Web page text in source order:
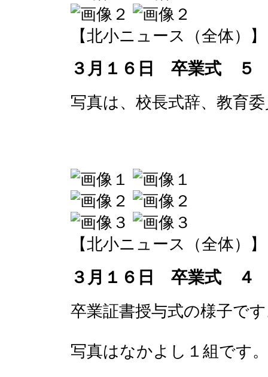
【北小ニュース（全体）
３月１６日 卒業式 ５
写真は、校長式辞、教育
【北小ニュース（全体）
３月１６日 卒業式 ４
卒業証書授与式の様子で
写真はなかよし１組です。